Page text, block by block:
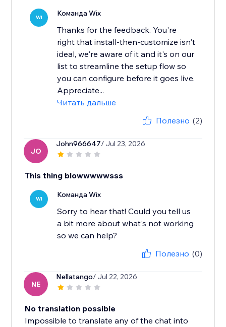
WI Команда Wix
Thanks for the feedback. You're
right that install-then-customize isn't
ideal, we're aware of it and it's on our
list to streamline the setup flow so
you can configure before it goes live.
Appreciate...
Читать дальше
Полезно (2)
JO
John966647/ Jul 23, 2026
This thing blowwwwwsss
WI Команда Wix
Sorry to hear that! Could you tell us
a bit more about what's not working
Полезно (0)
NE
Nellatango/ Jul 22, 2026
No translation possible
Impossible to translate any of the chat into